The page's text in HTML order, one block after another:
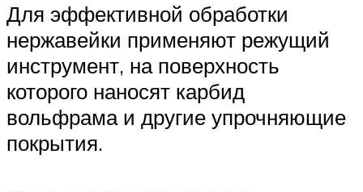
Для эффективной обработки
нержавейки применяют режущий
инструмент, на поверхность
которого наносят карбид
вольфрама и другие упрочняющие
покрытия.